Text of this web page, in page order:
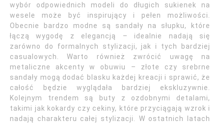
wybór odpowiednich modeli do długich sukienek na
wesele może być inspirujący i pełen możliwości.
Obecnie bardzo modne są sandały na słupku, które
łączą wygodę z elegancją – idealnie nadają się
zarówno do formalnych stylizacji, jak i tych bardziej
casualowych. Warto również zwrócić uwagę na
metaliczne akcenty w obuwiu – złote czy srebrne
sandały mogą dodać blasku każdej kreacji i sprawić, że
całość będzie wyglądała bardziej ekskluzywnie.
Kolejnym trendem są buty z ozdobnymi detalami,
takimi jak kokardy czy cekiny, które przyciągają wzrok i
nadają charakteru całej stylizacji. W ostatnich latach